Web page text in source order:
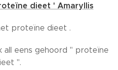
dieet ' Amaryllis
proteïne dieet .
all eens gehoord " proteïne
".